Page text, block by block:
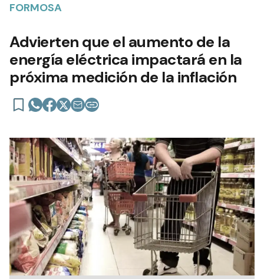
FORMOSA
Advierten que el aumento de la
energía eléctrica impactará en la
próxima medición de la inflación